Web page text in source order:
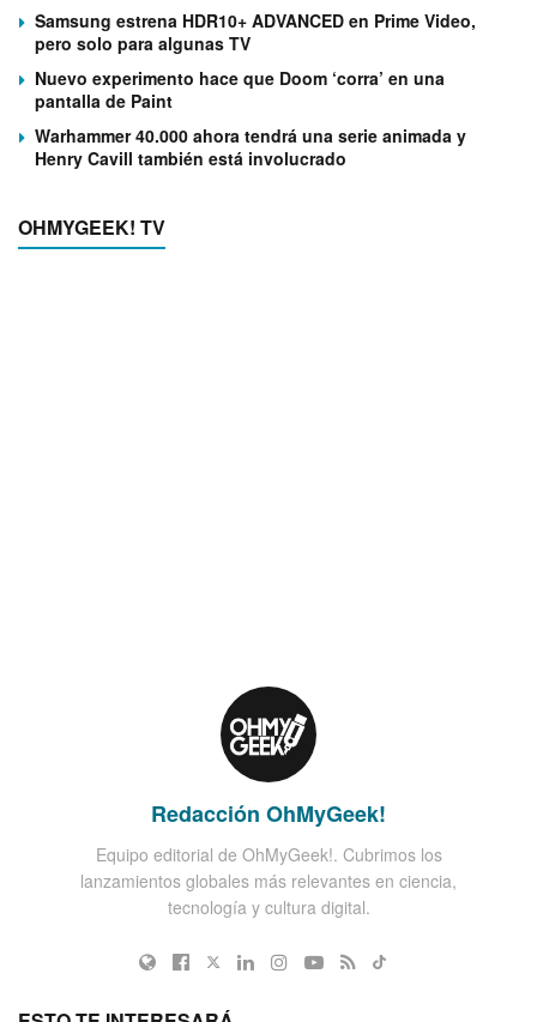
Samsung estrena HDR10+ ADVANCED en Prime Video,
pero solo para algunas TV
Nuevo experimento hace que Doom ‘corra’ en una
pantalla de Paint
Warhammer 40.000 ahora tendrá una serie animada y
Henry Cavill también está involucrado
OHMYGEEK! TV
Redacción OhMyGeek!
Equipo editorial de OhMyGeek!. Cubrimos los
lanzamientos globales más relevantes en ciencia,
tecnología y cultura digital.